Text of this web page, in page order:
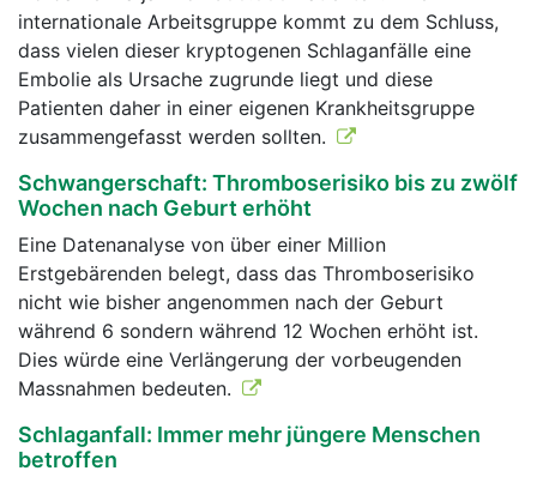
internationale Arbeitsgruppe kommt zu dem Schluss,
dass vielen dieser kryptogenen Schlaganfälle eine
Embolie als Ursache zugrunde liegt und diese
Patienten daher in einer eigenen Krankheitsgruppe
zusammengefasst werden sollten.
Schwangerschaft: Thromboserisiko bis zu zwölf
Wochen nach Geburt erhöht
Eine Datenanalyse von über einer Million
Erstgebärenden belegt, dass das Thromboserisiko
nicht wie bisher angenommen nach der Geburt
während 6 sondern während 12 Wochen erhöht ist.
Dies würde eine Verlängerung der vorbeugenden
Massnahmen bedeuten.
Schlaganfall: Immer mehr jüngere Menschen
betroffen